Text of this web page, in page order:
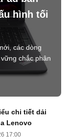
hình tối
các dòng
chắc phân
chi tiết dải
Lenovo
17:00